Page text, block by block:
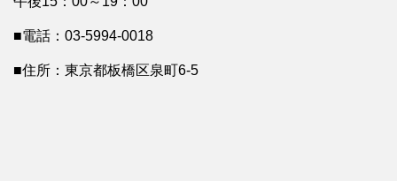
■電話：03-5994-0018
■住所：東京都板橋区泉町6-5